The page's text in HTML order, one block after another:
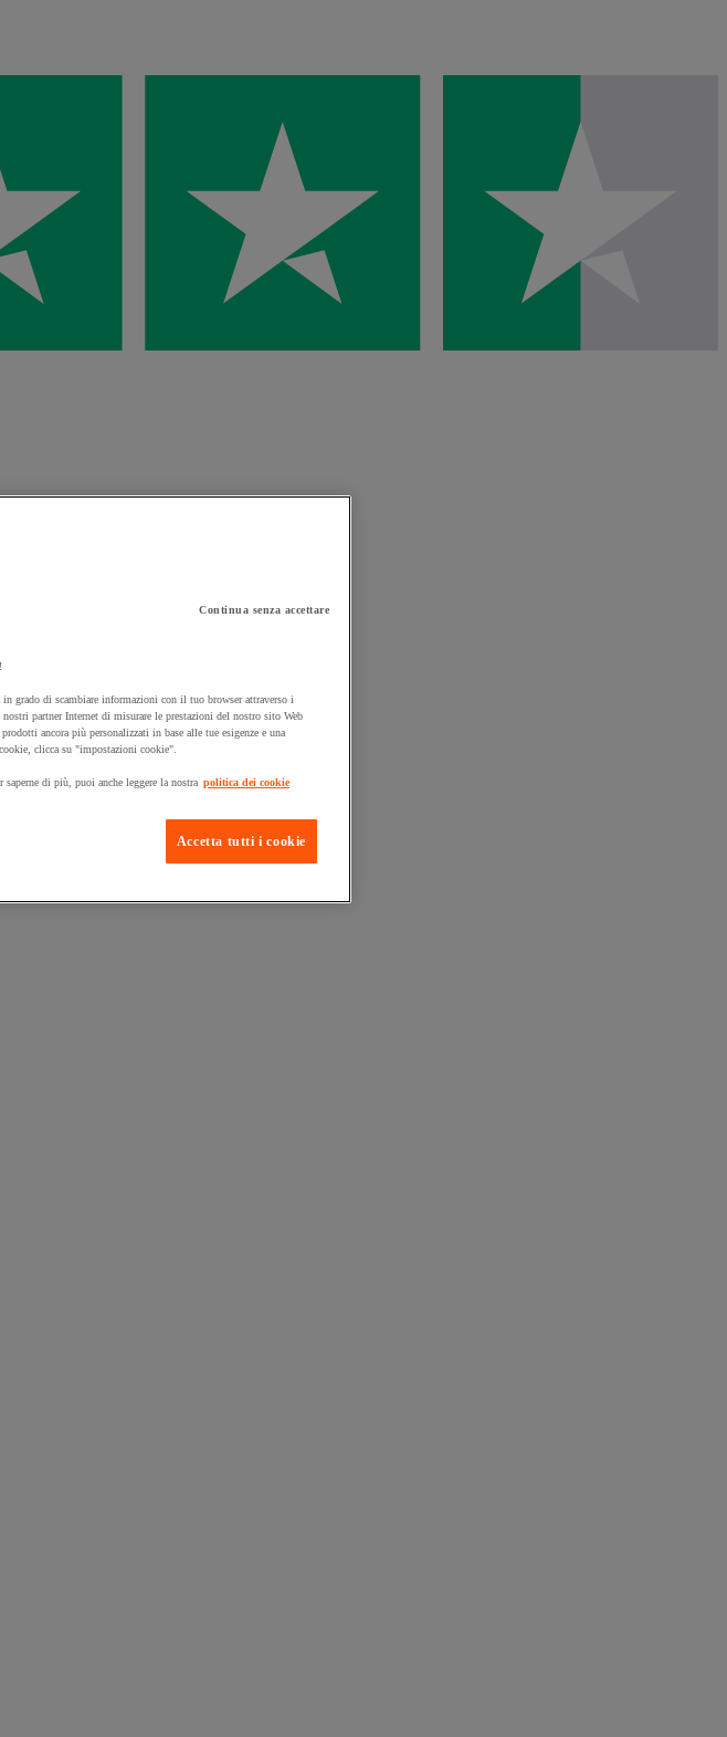
Expert
Prodotti in pronta consegna
Continua senza accettare
grado di scambiare informazioni con il tuo browser attraverso i
partner Internet di misurare le prestazioni del nostro sito Web
ancora più personalizzati in base alle tue esigenze e una
clicca su "impostazioni cookie".
di più, puoi anche leggere la nostra politica dei cookie
Accetta tutti i cookie